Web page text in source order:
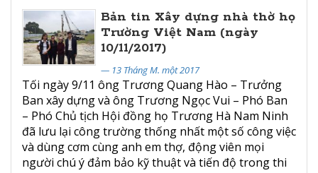
Bản tin Xây dựng nhà thờ họ
Trường Việt Nam (ngày
10/11/2017)
— 13 Tháng M. một 2017
Tối ngày 9/11 ông Trương Quang Hào – Trưởng
Ban xây dựng và ông Trương Ngọc Vui – Phó Ban
– Phó Chủ tịch Hội đồng họ Trương Hà Nam Ninh
đã lưu lại công trường thống nhất một số công việc
và dùng cơm cùng anh em thợ, động viên mọi
người chú ý đảm bảo kỹ thuật và tiến độ trong thi